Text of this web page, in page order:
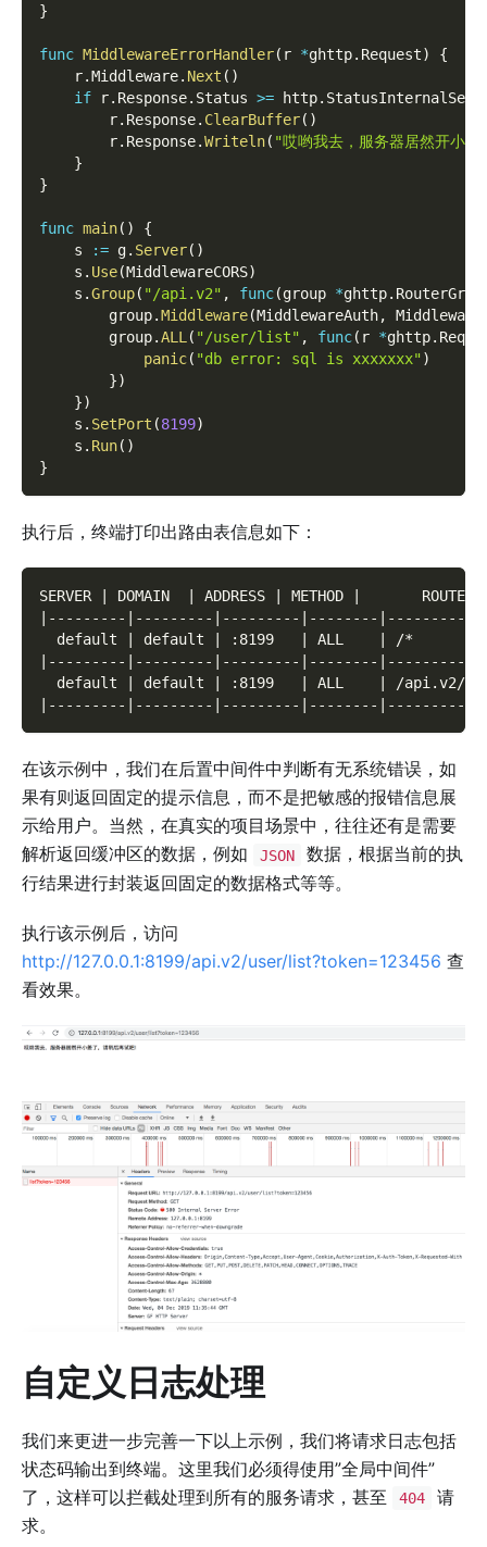
}
func MiddlewareErrorHandler( r *ghttp. Request)
{
    r
.Middleware. Next ( )
if r. Response. Status >= http.
        r
. Response. ClearBuffer( )
        r
. Response.Writeln( "哎哟我去，服务器居然开小
}
}
func main( )
{
    s
:= g. Server( )
    s
. Use(MiddlewareCORS)
    s
.Group( "/api.v2" , func(group *ghttp.
        group
.Middleware(MiddlewareAuth,
        group
.ALL( "/user/list" , func( r *ghttp.
panic( "db error: sql is xxxxxxx")
})
})
    s
. SetPort (8199)
    s
. Run( )
}
执行后，终端打印出路由表信息如下：
SERVER | DOMAIN  | ADDRESS | METHOD |
|---------|---------|---------|--------
default | default | :8199   | ALL    | /*
|---------|---------|---------|--------
default | default | :8199   | ALL    | /api.v2/
|---------|---------|---------|--------
在该示例中，我们在后置中间件中判断有无系统错误，如
果有则返回固定的提示信息，而不是把敏感的报错信息展
示给用户。当然，在真实的项目场景中，往往还有是需要
解析返回缓冲区的数据，例如
JSON
数据，根据当前的执
行结果进行封装返回固定的数据格式等等。
执行该示例后，访问
http://127.0.0.1:8199/api.v2/user/list?token=123456 查
看效果。
自定义日志处理
我们来更进一步完善一下以上示例，我们将请求日志包括
状态码输出到终端。这里我们必须得使用”全局中间件”
了，这样可以拦截处理到所有的服务请求，甚至
404
请
求。